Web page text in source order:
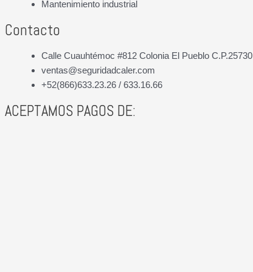
Mantenimiento industrial
Contacto
Calle Cuauhtémoc #812 Colonia El Pueblo C.P.25730
ventas@seguridadcaler.com
+52(866)633.23.26 / 633.16.66
ACEPTAMOS PAGOS DE: